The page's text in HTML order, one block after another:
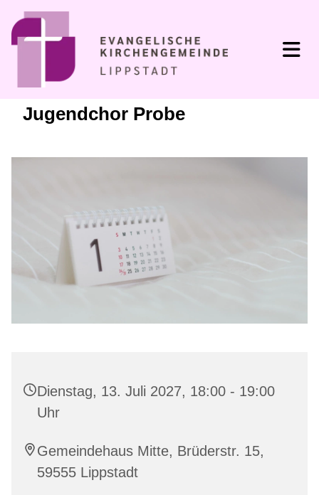
Jugendchor Probe
Dienstag, 13. Juli 2027, 18:00 - 19:00
Uhr
Gemeindehaus Mitte, Brüderstr. 15,
59555 Lippstadt